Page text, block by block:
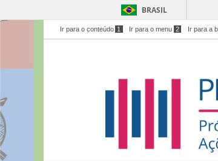
BRASIL
Ir para o conteúdo 1 Ir para o menu 2 Ir para a